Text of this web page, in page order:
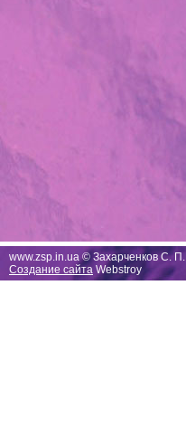
www.zsp.in.ua © Захарченков С. П.
Создание сайта Webstroy